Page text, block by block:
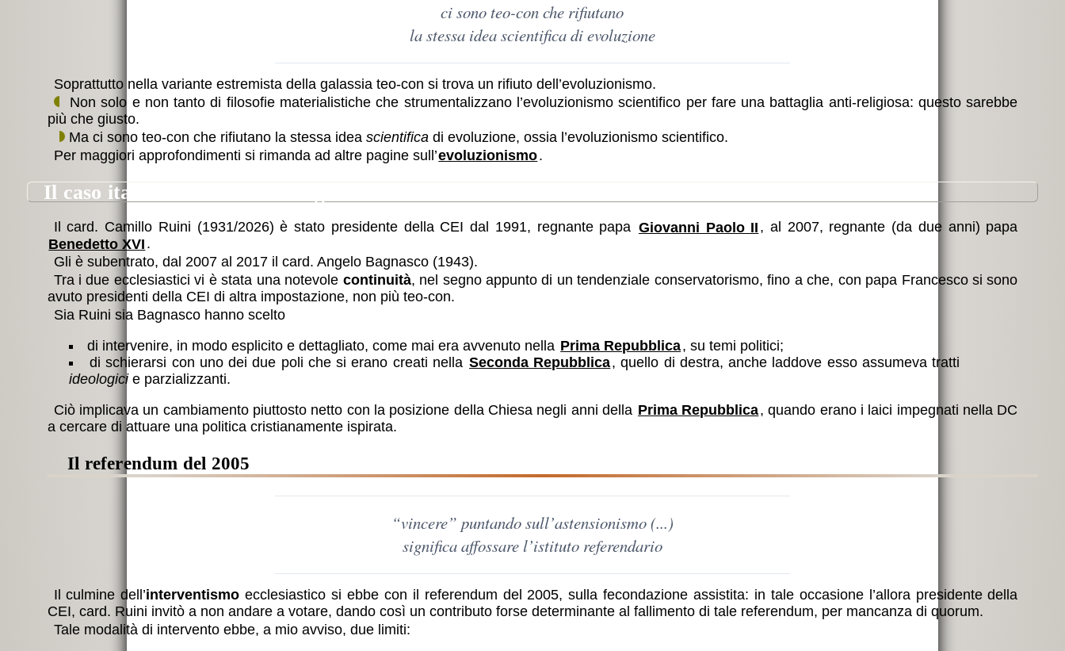
ci sono teo-con che rifiutano
la stessa ideascientificadi evoluzione
Soprattutto nella variante estremista della galassia teo-con si trova un rifiuto dell’evoluzionismo.
Non solo e non tanto di filosofie materialistiche che strumentalizzano l’evoluzionismo scientifico per fare una battaglia anti-religiosa: questo sarebbe
più che giusto.
Ma ci sono teo-con che rifiutano la stessa idea scientifica di evoluzione, ossia l’evoluzionismo scientifico.
Per maggiori approfondimenti si rimanda ad altre pagine sull’evoluzionismo.
il caso italiano: l’era Ruini/Bagnasco
Il card. Camillo Ruini (1931/2026) è stato presidente della CEI dal 1991, regnante papa Giovanni Paolo II , al 2007, regnante (da due anni) papa
Benedetto XVI .
Gli è subentrato, dal 2007 al 2017 il card. Angelo Bagnasco (1943).
Tra i due ecclesiastici vi è stata una notevole continuità, nel segno appunto di un tendenziale conservatorismo, fino a che, con papa Francesco si sono
avuto presidenti della CEI di altra impostazione, non più teo-con.
Sia Ruini sia Bagnasco hanno scelto
di intervenire, in modo esplicito e dettagliato, come mai era avvenuto nella Prima Repubblica, su temi politici;
di schierarsi con uno dei due poli che si erano creati nella Seconda Repubblica, quello di destra, anche laddove esso assumeva tratti
ideologicie parzializzanti.
Ciò implicava un cambiamento piuttosto netto con la posizione della Chiesa negli anni della Prima Repubblica, quando erano i laici impegnati nella DC
a cercare di attuare una politica cristianamente ispirata.
il referendum del 2005
“vincere” puntando sull’astensionismo (...)
significa affossare l’istituto referendario
Il culmine dell’interventismo ecclesiastico si ebbe con il referendum del 2005, sulla fecondazione assistita: in tale occasione l’allora presidente della
CEI, card. Ruini invitò a non andare a votare, dando così un contributo forse determinante al fallimento di tale referendum, per mancanza di quorum.
Tale modalità di intervento ebbe, a mio avviso, due limiti: